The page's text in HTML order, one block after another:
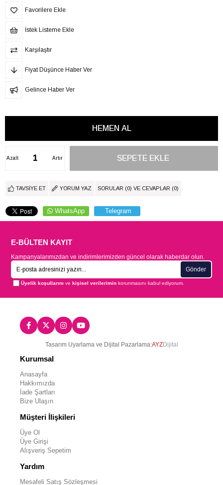
Favorilere Ekle
İstek Listeme Ekle
Karşılaştır
Fiyat Düşünce Haber Ver
Gelince Haber Ver
Artır
Azalt
TAVSIYE ET YORUM YAZ SORULAR (0) VE CEVAPLAR (0)
WhatsApp Telegram
E-BÜLTEN KAYIT
Kampanyalarımızdan ve indirimlerimizden güncel olarak haberdar olun.
Gönder
Üyelik koşullarını vekişisel verilerimin korunmasını kabul ediyorum.
Tasarım Uyarlama ve Dijital Pazarlama:AYZDijital
Kurumsal
Anasayfa
Hakkımızda
İade Şartları
Bize Ulaşın
Müşteri İlişkileri
Üye Ol
Üye Girişi
Alışveriş Sepetim
Yardım
Mesafeli Satış Sözleşmesi